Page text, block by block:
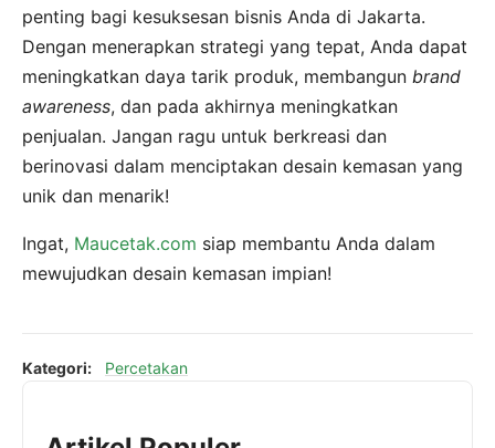
penting bagi kesuksesan bisnis Anda di Jakarta.
Dengan menerapkan strategi yang tepat, Anda dapat
meningkatkan daya tarik produk, membangun brand
awareness, dan pada akhirnya meningkatkan
penjualan. Jangan ragu untuk berkreasi dan
berinovasi dalam menciptakan desain kemasan yang
unik dan menarik!
Ingat, Maucetak.com siap membantu Anda dalam
mewujudkan desain kemasan impian!
Kategori: Percetakan